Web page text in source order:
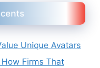
Unique Avatars
Firms That